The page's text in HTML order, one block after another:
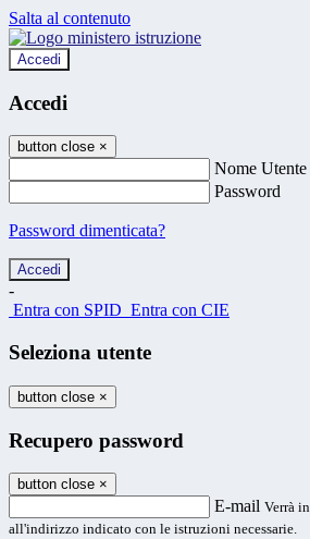
Salta al contenuto
Accedi
Accedi
button close ×
Nome Utente
Password
Password dimenticata?
-
Entra con SPID Entra con CIE
Seleziona utente
button close ×
Recupero password
button close ×
E-mail Verrà
all'indirizzo indicato con le istruzioni necessarie.